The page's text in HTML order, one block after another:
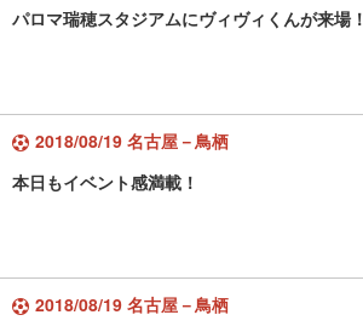
パロマ瑞穂スタジアムにヴィヴィくんが来場！
2018/08/19 名古屋－鳥栖
本日もイベント感満載！
2018/08/19 名古屋－鳥栖